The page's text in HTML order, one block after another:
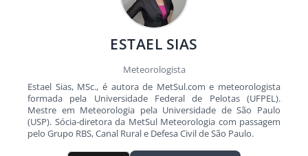
ESTAEL SIAS
Meteorologista
Estael Sias, MSc., é autora de MetSul.com e meteorologista
formada pela Universidade Federal de Pelotas (UFPEL).
Mestre em Meteorologia pela Universidade de São Paulo
(USP). Sócia-diretora da MetSul Meteorologia com passagem
pelo Grupo RBS, Canal Rural e Defesa Civil de São Paulo.